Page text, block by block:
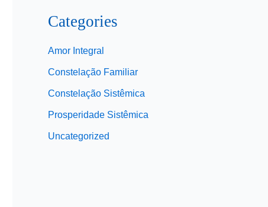
Categories
Amor Integral
Constelação Familiar
Constelação Sistêmica
Prosperidade Sistêmica
Uncategorized